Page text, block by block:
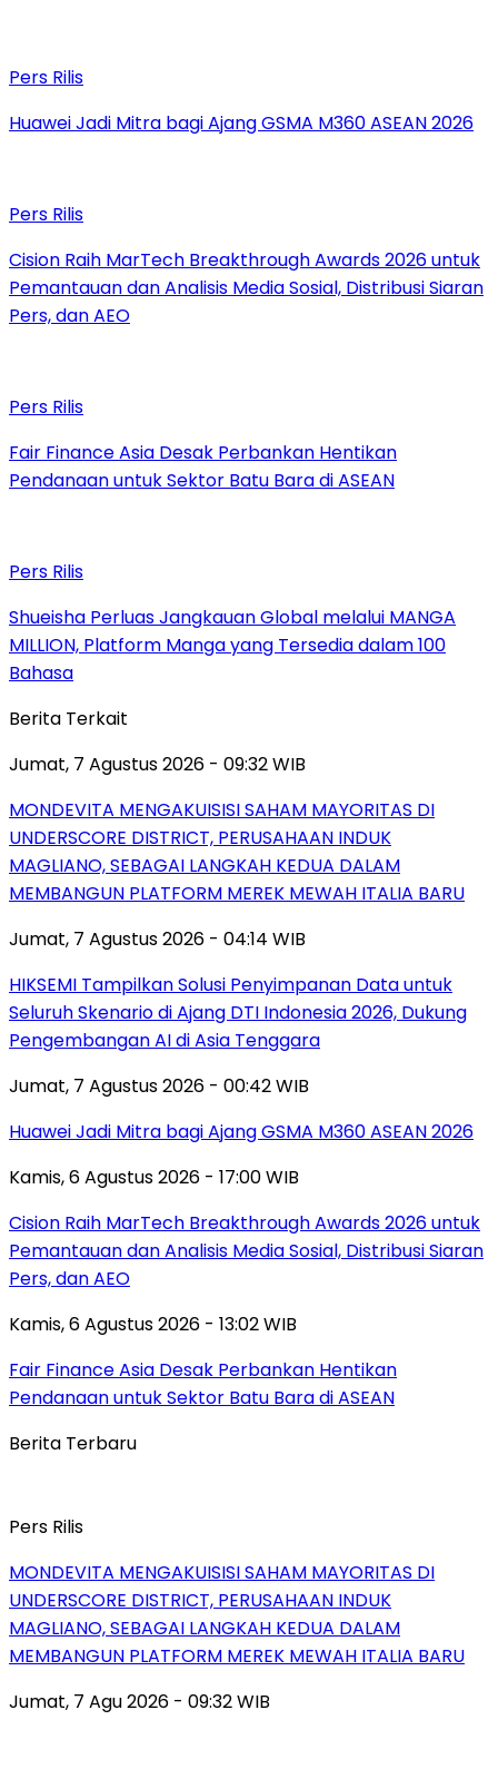
Pers Rilis
Huawei Jadi Mitra bagi Ajang GSMA M360 ASEAN 2026
Pers Rilis
Cision Raih MarTech Breakthrough Awards 2026 untuk
Pemantauan dan Analisis Media Sosial, Distribusi Siaran
Pers, dan AEO
Pers Rilis
Fair Finance Asia Desak Perbankan Hentikan
Pendanaan untuk Sektor Batu Bara di ASEAN
Pers Rilis
Shueisha Perluas Jangkauan Global melalui MANGA
MILLION, Platform Manga yang Tersedia dalam 100
Bahasa
Berita Terkait
Jumat, 7 Agustus 2026 - 09:32 WIB
MONDEVITA MENGAKUISISI SAHAM MAYORITAS DI
UNDERSCORE DISTRICT, PERUSAHAAN INDUK
MAGLIANO, SEBAGAI LANGKAH KEDUA DALAM
MEMBANGUN PLATFORM MEREK MEWAH ITALIA BARU
Jumat, 7 Agustus 2026 - 04:14 WIB
HIKSEMI Tampilkan Solusi Penyimpanan Data untuk
Seluruh Skenario di Ajang DTI Indonesia 2026, Dukung
Pengembangan AI di Asia Tenggara
Jumat, 7 Agustus 2026 - 00:42 WIB
Huawei Jadi Mitra bagi Ajang GSMA M360 ASEAN 2026
Kamis, 6 Agustus 2026 - 17:00 WIB
Cision Raih MarTech Breakthrough Awards 2026 untuk
Pemantauan dan Analisis Media Sosial, Distribusi Siaran
Pers, dan AEO
Kamis, 6 Agustus 2026 - 13:02 WIB
Fair Finance Asia Desak Perbankan Hentikan
Pendanaan untuk Sektor Batu Bara di ASEAN
Berita Terbaru
Pers Rilis
MONDEVITA MENGAKUISISI SAHAM MAYORITAS DI
UNDERSCORE DISTRICT, PERUSAHAAN INDUK
MAGLIANO, SEBAGAI LANGKAH KEDUA DALAM
MEMBANGUN PLATFORM MEREK MEWAH ITALIA BARU
Jumat, 7 Agu 2026 - 09:32 WIB